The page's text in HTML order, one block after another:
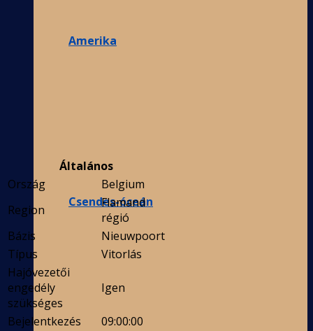
Amerika
Csendes-óceán
Általános
Ország
Belgium
Region
Flamand
régió
Bázis
Nieuwpoort
Típus
Vitorlás
Hajóvezetői
engedély
szükséges
Igen
Bejelentkezés
09:00:00